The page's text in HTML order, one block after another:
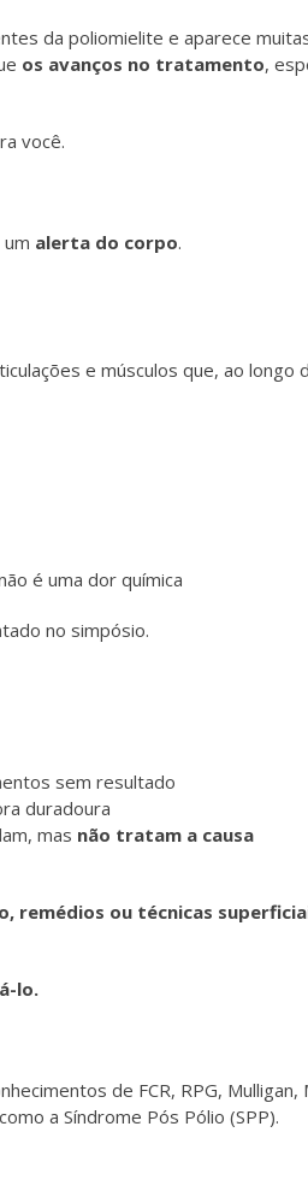
da poliomielite e aparece
os avanços no tratamento,
você.
um alerta do corpo.
e músculos que, ao longo
é uma dor química
no simpósio.
sem resultado
duradoura
mas não tratam a causa
remédios ou técnicas
lo.
de FCR, RPG,
a Síndrome Pós Pólio (SPP).